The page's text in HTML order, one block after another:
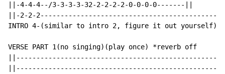
||-4-4-4--/3-3-3-3-32-2-2-2-2-0-0-0-0-------||
||-2-2-
INTRO 4-(similar to intro 2, figure it out yourself)
VERSE PART 1(no singing)(play once) *reverb off